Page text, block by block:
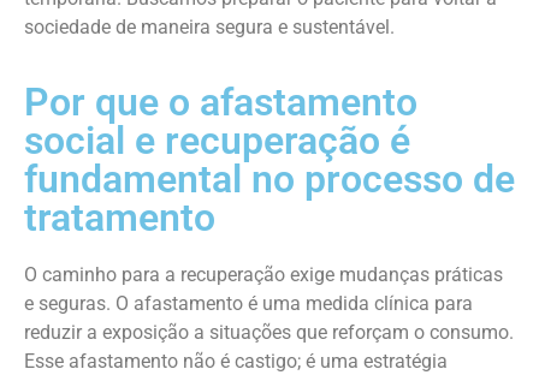
sociedade de maneira segura e sustentável.
Por que o afastamento
social e recuperação é
fundamental no processo de
tratamento
O caminho para a recuperação exige mudanças práticas
e seguras. O afastamento é uma medida clínica para
reduzir a exposição a situações que reforçam o consumo.
Esse afastamento não é castigo; é uma estratégia